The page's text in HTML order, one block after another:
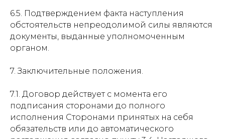
6.5. Подтверждением факта наступления
обстоятельств непреодолимой силы являются
документы, выданные уполномоченным
органом.
7. Заключительные положения.
7.1. Договор действует с момента его
подписания сторонами до полного
исполнения Сторонами принятых на себя
обязательств или до автоматического